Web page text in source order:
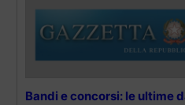
Bandi e concorsi: le ultime